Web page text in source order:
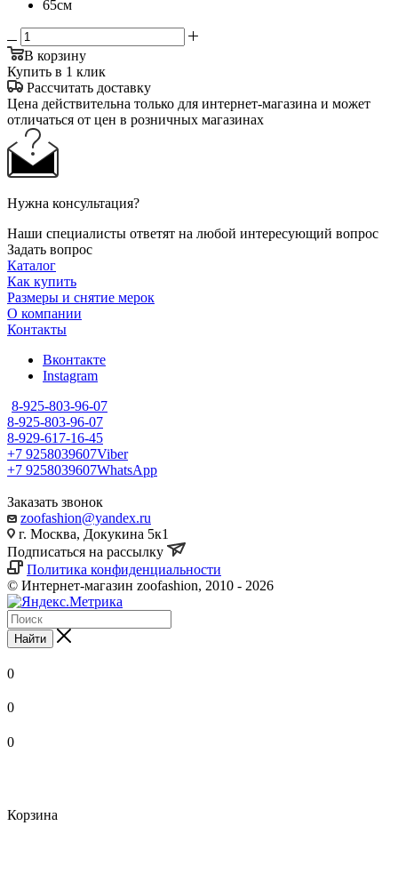
65см
В корзину
Купить в 1 клик
Рассчитать доставку
Цена действительна только для интернет-магазина и может
отличаться от цен в розничных магазинах
Нужна консультация?
Наши специалисты ответят на любой интересующий вопрос
Задать вопрос
Каталог
Как купить
Размеры и снятие мерок
О компании
Контакты
Вконтакте
Instagram
8-925-803-96-07
8-925-803-96-07
8-929-617-16-45
+7 9258039607Viber
+7 9258039607WhatsApp
Заказать звонок
zoofashion@yandex.ru
г. Москва, Докукина 5к1
Подписаться на рассылку
Политика конфиденциальности
© Интернет-магазин zoofashion, 2010 - 2026
Найти
0
0
0
Корзина